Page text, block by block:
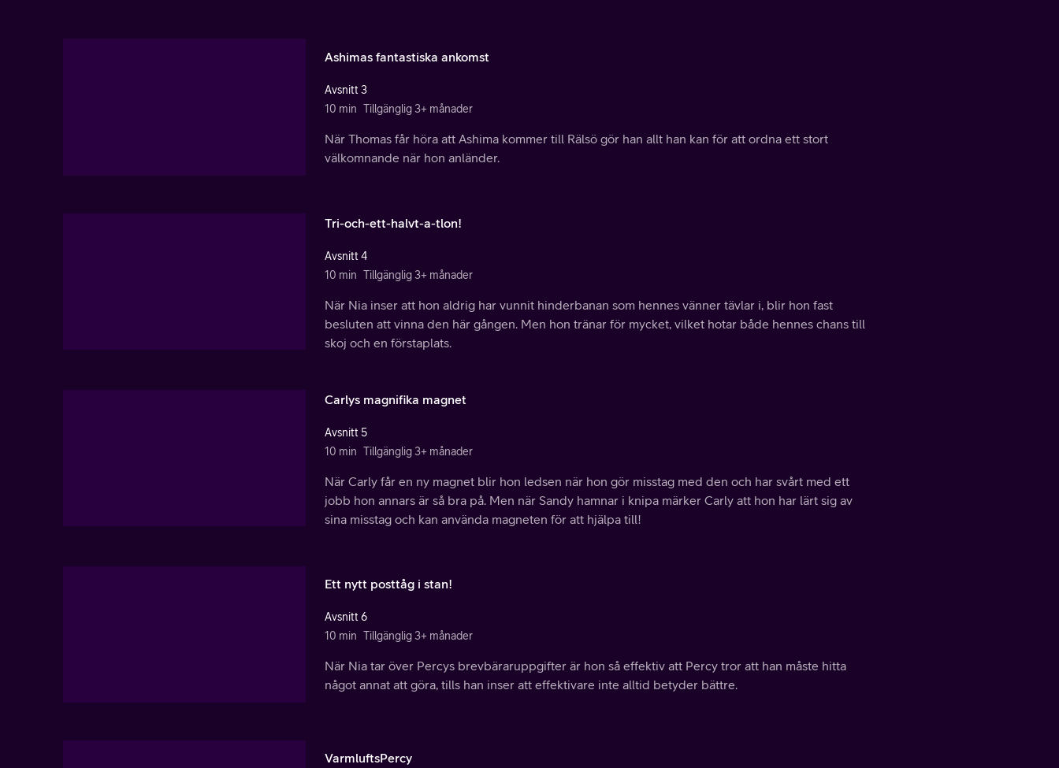
Ashimas fantastiska ankomst
Avsnitt 3
10 min Tillgänglig 3+ månader
När Thomas får höra att Ashima kommer till Rälsö gör han allt han kan för att ordna ett stort
välkomnande när hon anländer.
Tri-och-ett-halvt-a-tlon!
Avsnitt 4
10 min Tillgänglig 3+ månader
När Nia inser att hon aldrig har vunnit hinderbanan som hennes vänner tävlar i, blir hon fast
besluten att vinna den här gången. Men hon tränar för mycket, vilket hotar både hennes chans till
skoj och en förstaplats.
Carlys magnifika magnet
Avsnitt 5
10 min Tillgänglig 3+ månader
När Carly får en ny magnet blir hon ledsen när hon gör misstag med den och har svårt med ett
jobb hon annars är så bra på. Men när Sandy hamnar i knipa märker Carly att hon har lärt sig av
sina misstag och kan använda magneten för att hjälpa till!
Ett nytt posttåg i stan!
Avsnitt 6
10 min Tillgänglig 3+ månader
När Nia tar över Percys brevbäraruppgifter är hon så effektiv att Percy tror att han måste hitta
något annat att göra, tills han inser att effektivare inte alltid betyder bättre.
VarmluftsPercy